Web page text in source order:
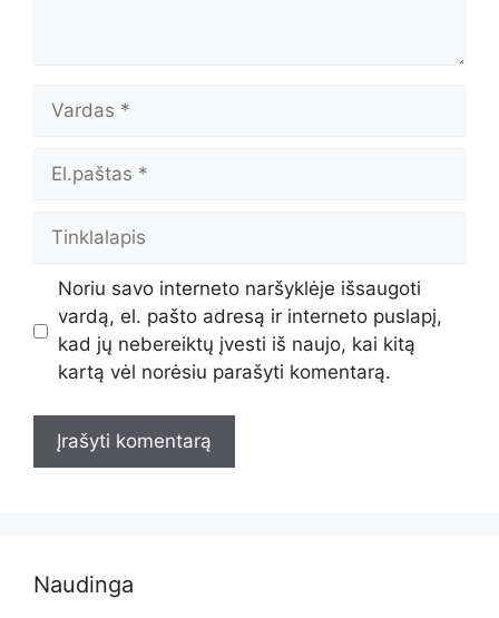
Vardas
El.paštas
Tinklalapis
Noriu savo interneto naršyklėje išsaugoti
vardą, el. pašto adresą ir interneto puslapį,
kad jų nebereiktų įvesti iš naujo, kai kitą
kartą vėl norėsiu parašyti komentarą.
Naudinga